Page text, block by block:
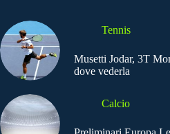
Tennis
Musetti Jodar, 3T
dove vederla
Calcio